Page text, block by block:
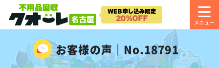
お客様の声｜No.18791